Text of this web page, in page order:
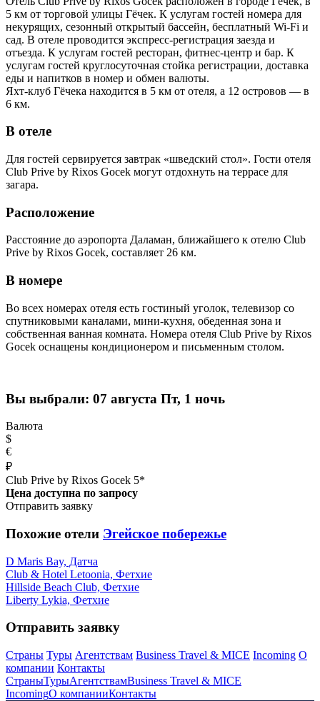
5 км от торговой улицы Гёчек. К услугам гостей номера для
некурящих, сезонный открытый бассейн, бесплатный Wi-Fi и
сад. В отеле проводится экспресс-регистрация заезда и
отъезда. К услугам гостей ресторан, фитнес-центр и бар. К
услугам гостей круглосуточная стойка регистрации, доставка
еды и напитков в номер и обмен валюты.
Яхт-клуб Гёчека находится в 5 км от отеля, а 12 островов — в
6 км.
В отеле
Для гостей сервируется завтрак «шведский стол». Гости отеля
Club Prive by Rixos Gocek могут отдохнуть на террасе для
загара.
Расположение
Расстояние до аэропорта Даламан, ближайшего к отелю Club
Prive by Rixos Gocek, составляет 26 км.
В номере
Во всех номерах отеля есть гостиный уголок, телевизор со
спутниковыми каналами, мини-кухня, обеденная зона и
собственная ванная комната. Номера отеля Club Prive by Rixos
Gocek оснащены кондиционером и письменным столом.
Вы выбрали: 07 августа Пт, 1 ночь
Валюта
$
€
₽
Club Prive by Rixos Gocek 5*
Цена доступна по запросу
Отправить заявку
Похожие отели Эгейское побережье
D Maris Bay, Датча
Club & Hotel Letoonia, Фетхие
Hillside Beach Club, Фетхие
Liberty Lykia, Фетхие
Отправить заявку
Страны Туры Агентствам Business Travel & MICE Incoming О
компании Контакты
СтраныТурыАгентствамBusiness Travel & MICE
IncomingО компанииКонтакты